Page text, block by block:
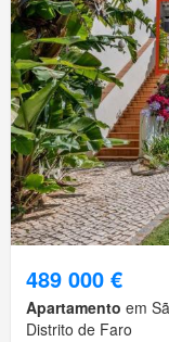
489 000 €
Apartamento em
Distrito de Faro